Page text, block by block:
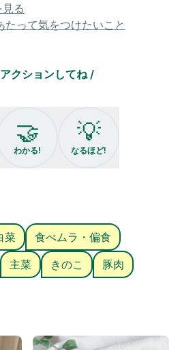
。
の部分を
よ。
。
たら野菜を
調味料を入れる。
る
たって気をつけたいこと
クションしてね /
🤝
わかる!
💡
なるほど!
菜
食べムラ・偏食
主菜 きのこ
豚肉